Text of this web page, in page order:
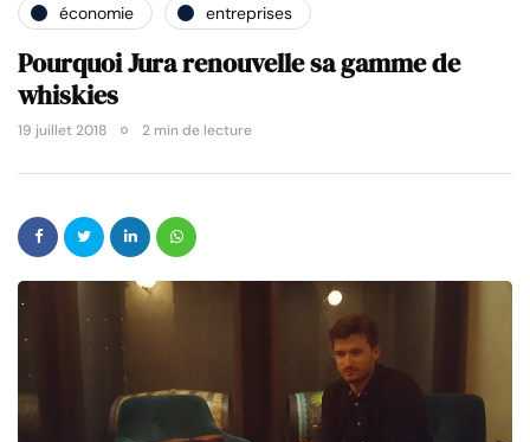
économie entreprises
Pourquoi Jura renouvelle sa gamme de
whiskies
19 juillet 2018 2 min de lecture